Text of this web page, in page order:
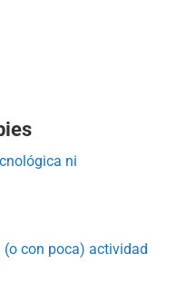
ni
con poca) actividad